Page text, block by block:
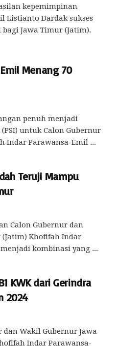
kepemimpinan
Listianto Dardak sukses
Jawa Timur (Jatim).
Menang 70
penuh menjadi
untuk Calon Gubernur
Indar Parawansa-Emil ...
Teruji Mampu
Calon Gubernur dan
Khofifah Indar
kombinasi yang ...
KWK dari Gerindra
2024
dan Wakil Gubernur Jawa
Indar Parawansa-